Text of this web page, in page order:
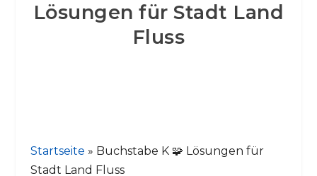
Lösungen für Stadt Land
Fluss
Startseite » Buchstabe K 🧩 Lösungen für
Stadt Land Fluss